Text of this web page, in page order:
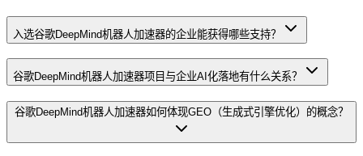
入选谷歌DeepMind机器人加速器的企业能获得哪些支持？
谷歌DeepMind机器人加速器项目与企业AI化落地有什么关系？
谷歌DeepMind机器人加速器如何体现GEO（生成式引擎优化）的概念？